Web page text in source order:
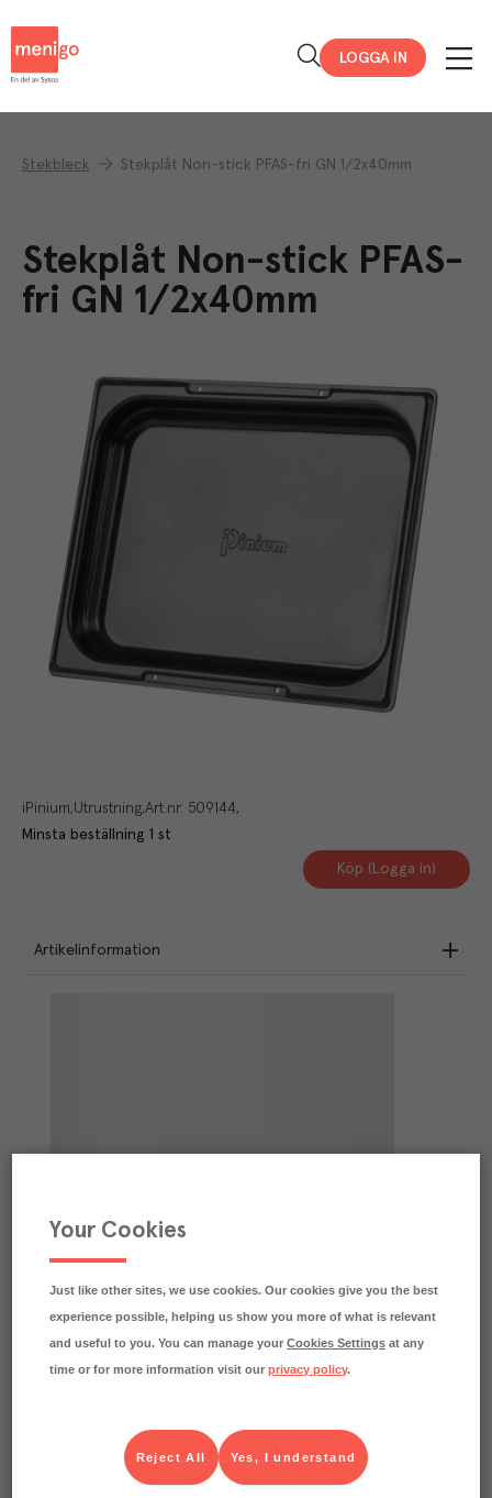
LOGGA IN
Stekbleck Stekplåt Non-stick PFAS-fri GN 1/2x40mm
Stekplåt Non-stick PFAS-
fri GN 1/2x40mm
iPinium Utrustning Art.nr. 509144
Minsta beställning 1 st
Köp (Logga in)
Artikelinformation
Your Cookies
Just like other sites, we use cookies. Our cookies give you the best
experience possible, helping us show you more of what is relevant
and useful to you. You can manage yourCookies Settings at any
time or for more information visit ourprivacy policy.
Yes, I understand
Reject All